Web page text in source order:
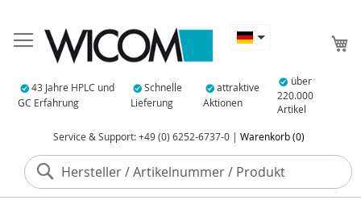
43 Jahre HPLC und
GC Erfahrung
Schnelle
Lieferung
attraktive
Aktionen
über
220.000
Artikel
Suche
Service & Support: +49 (0) 6252-6737-0 | Warenkorb (0)